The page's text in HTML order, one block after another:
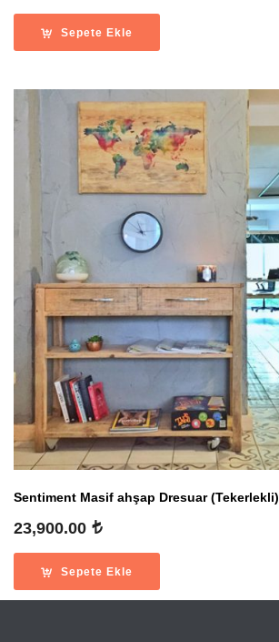
Sepete Ekle
Sentiment Masif ahşap Dresuar (Tekerlekli)
23,900.00
Sepete Ekle